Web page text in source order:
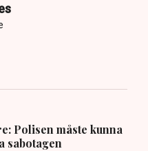
Polisen måste kunna
sabotagen